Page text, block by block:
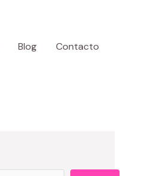
Blog Contacto